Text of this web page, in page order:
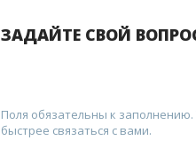
ЗАДАЙТЕ СВОЙ
Поля обязательны к
быстрее связаться с вами.